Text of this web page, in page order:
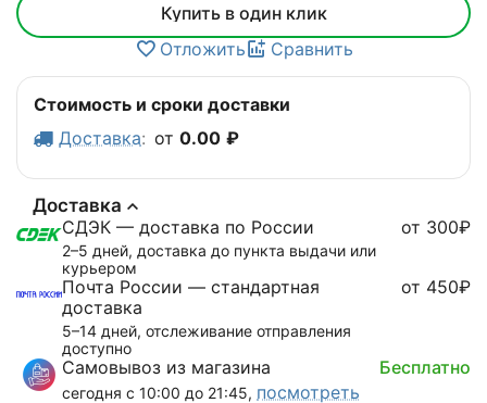
Купить в один клик
Отложить
Сравнить
Стоимость и сроки доставки
Доставка: от 0.00 ₽
Доставка
СДЭК — доставка по России
2–5 дней, доставка до пункта выдачи или
курьером
от 300₽
Почта России — стандартная
доставка
5–14 дней, отслеживание отправления
доступно
от 450₽
Самовывоз из магазина
сегодня с 10:00 до 21:45, посмотреть
Бесплатно